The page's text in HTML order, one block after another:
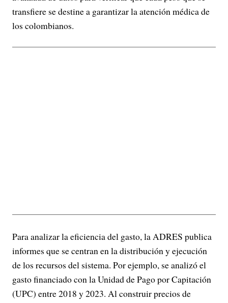
transfiere se destine a garantizar la atención médica de
los colombianos.
Para analizar la eficiencia del gasto, la ADRES publica
informes que se centran en la distribución y ejecución
de los recursos del sistema. Por ejemplo, se analizó el
gasto financiado con la Unidad de Pago por Capitación
(UPC) entre 2018 y 2023. Al construir precios de